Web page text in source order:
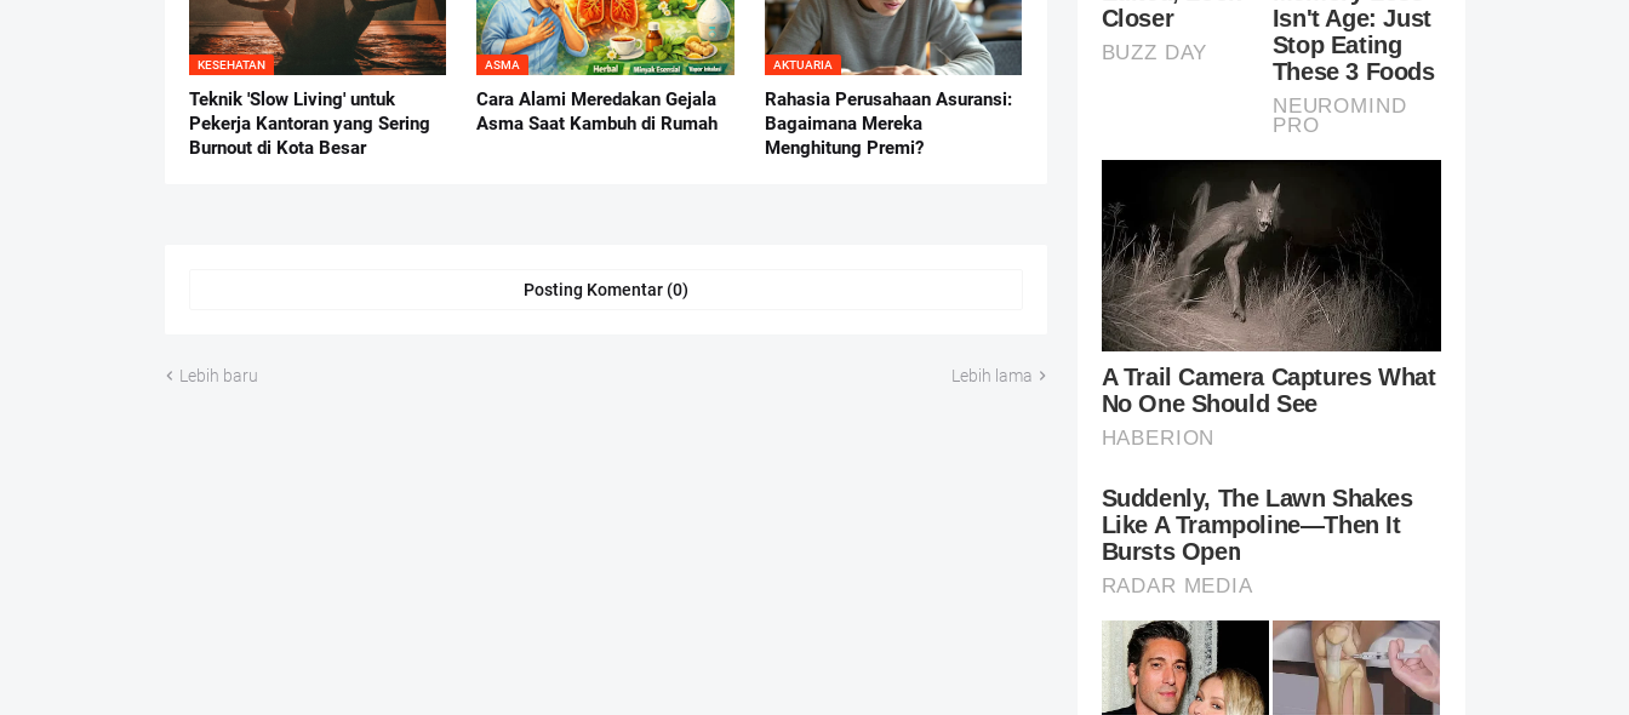
KESEHATAN
Teknik 'Slow Living' untuk
Pekerja Kantoran yang Sering
Burnout di Kota Besar
ASMA
Cara Alami Meredakan Gejala
Asma Saat Kambuh di Rumah
AKTUARIA
Rahasia Perusahaan Asuransi:
Bagaimana Mereka
Menghitung Premi?
Posting Komentar (0)
Lebih baru Lebih lama